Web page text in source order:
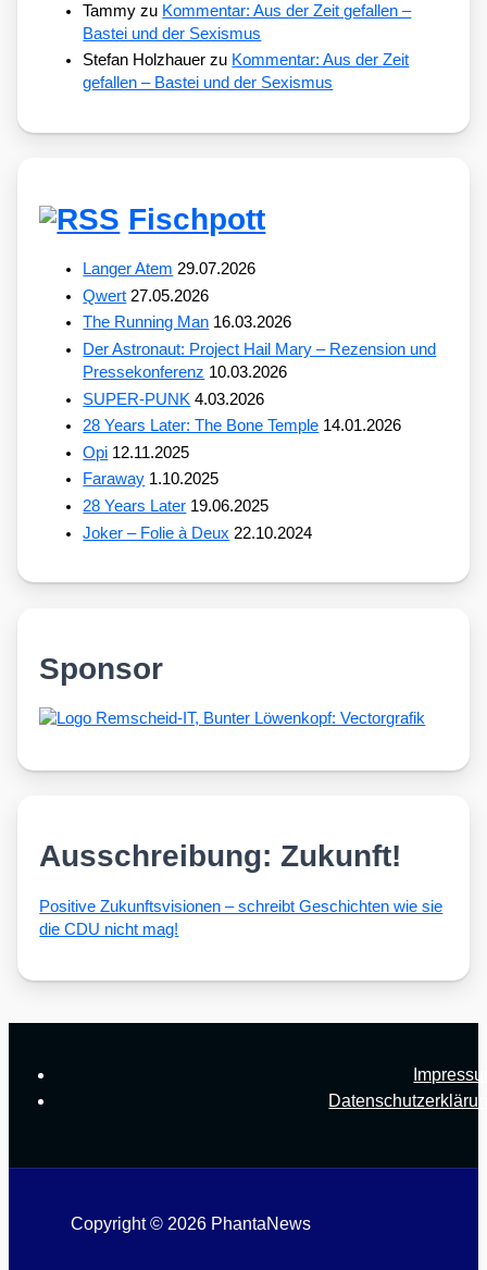
Tammy zu Kommentar: Aus der Zeit gefallen –
Bastei und der Sexismus
Stefan Holzhauer zu Kommentar: Aus der Zeit
gefallen – Bastei und der Sexismus
Fischpott
Langer Atem 29.07.2026
Qwert 27.05.2026
The Running Man 16.03.2026
Der Astronaut: Project Hail Mary – Rezension und
Pressekonferenz 10.03.2026
SUPER-PUNK 4.03.2026
28 Years Later: The Bone Temple 14.01.2026
Opi 12.11.2025
Faraway 1.10.2025
28 Years Later 19.06.2025
Joker – Folie à Deux 22.10.2024
Sponsor
Ausschreibung: Zukunft!
Posi­ti­ve Zukunfts­vi­sio­nen – schreibt Geschich­ten wie sie
die CDU nicht mag!
Copyright © 2026 PhantaNews